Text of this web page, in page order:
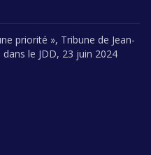
priorité », Tribune de Jean-
le JDD, 23 juin 2024